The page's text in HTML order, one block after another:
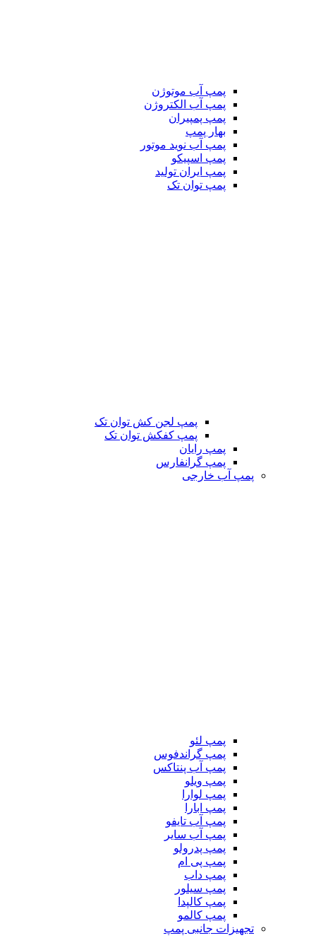
پمپ آب موتوژن
پمپ آب الکتروژن
پمپ پمپیران
بهار پمپ
پمپ آب نوید موتور
پمپ اسپیکو
پمپ ایران تولید
پمپ توان تک
پمپ لجن کش توان تک
پمپ کفکش توان تک
پمپ رایان
پمپ گرانفارس
پمپ آب خارجی
پمپ لئو
پمپ گراندفوس
پمپ آب پنتاکس
پمپ ویلو
پمپ لوارا
پمپ ابارا
پمپ آب تایفو
پمپ آب سایر
پمپ پدرولو
پمپ پی ام
پمپ داب
پمپ سیلور
پمپ کالپدا
پمپ کالمو
تجهیزات جانبی پمپ